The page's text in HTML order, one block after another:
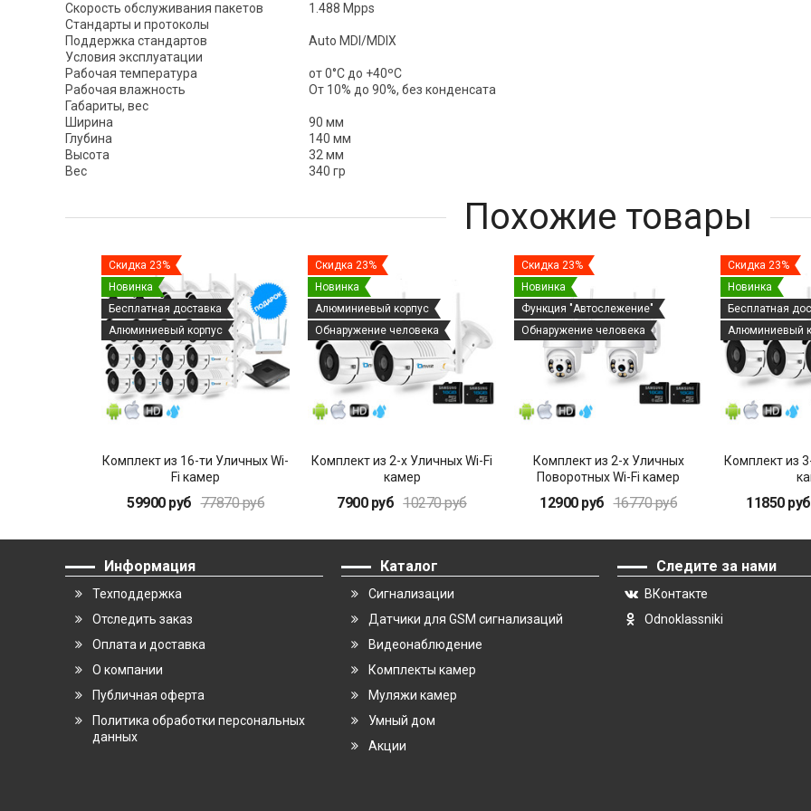
Скорость обслуживания пакетов
1.488 Mpps
Стандарты и протоколы
Поддержка стандартов
Auto MDI/MDIX
Условия эксплуатации
Рабочая температура
от 0°C до +40ºC
Рабочая влажность
От 10% до 90%, без конденсата
Габариты, вес
Ширина
90 мм
Глубина
140 мм
Высота
32 мм
Вес
340 гр
Похожие товары
Скидка 23%
Новинка
Бесплатная доставка
Алюминиевый корпус
Комплект из 16-ти Уличных Wi-
Fi камер
59900 руб 77870 руб
Скидка 23%
Новинка
Алюминиевый корпус
Обнаружение человека
Комплект из 2-х Уличных Wi-Fi
камер
7900 руб 10270 руб
Скидка 23%
Новинка
Функция "Автослежение"
Обнаружение человека
Комплект из 2-х Уличных
Поворотных Wi-Fi камер
12900 руб 16770 руб
Скидка 23%
Новинка
Бесплатная
Алюминиевый
Комплект из
11850 руб
Информация
Техподдержка
Отследить заказ
Оплата и доставка
О компании
Публичная оферта
Политика обработки персональных
данных
Каталог
Сигнализации
Датчики для GSM сигнализаций
Видеонаблюдение
Комплекты камер
Муляжи камер
Умный дом
Акции
Следите за нами
ВКонтакте
Odnoklassniki